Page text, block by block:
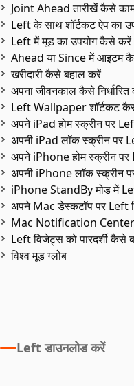
Joint Ahead तारीखें कैसे
Left के साथ शॉर्टकट ऐप का
Left में मूड का उपयोग कैसे करें
Ahead या Since में आइटम
खरीदारी कैसे बहाल करें
अपना जीवनकाल कैसे
Left Wallpaper शॉर्टकट
अपने iPad होम स्क्रीन पर
अपनी iPad लॉक स्क्रीन पर
अपने iPhone होम स्क्रीन
अपनी iPhone लॉक स्क्रीन
iPhone StandBy मोड में
अपने Mac डेस्कटॉप पर Left
Mac Notification
Left विजेट्स को पारदर्शी कैसे
विश्व मूड ग्लोब
Left डाउनलोड करें